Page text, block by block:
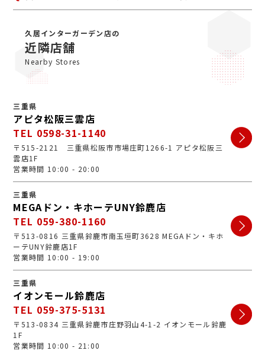
がとうございます。ジュエルカフェは女性スタッフが中
心で、丁寧な接客・明るいお店・手数料完全無料の手軽
さで多くのお客様にご利用いただいています。ぜひ安心
してお越しくださいませ。
久居インターガーデン店の
近隣店舗
Nearby Stores
三重県
アピタ松阪三雲店
TEL 0598-31-1140
〒515-2121 三重県松阪市市場庄町1266-1 アピタ松阪三
雲店1F
営業時間 10:00 - 20:00
三重県
MEGAドン・キホーテUNY鈴鹿店
TEL 059-380-1160
〒513-0816 三重県鈴鹿市南玉垣町3628 MEGAドン・キホ
ーテUNY鈴鹿店1F
営業時間 10:00 - 19:00
三重県
イオンモール鈴鹿店
TEL 059-375-5131
〒513-0834 三重県鈴鹿市庄野羽山4-1-2 イオンモール鈴鹿
1F
営業時間 10:00 - 21:00